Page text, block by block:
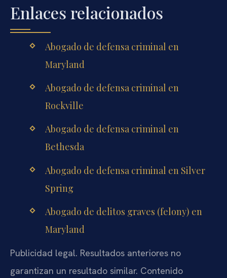
Enlaces relacionados
Abogado de defensa criminal en
Maryland
Abogado de defensa criminal en
Rockville
Abogado de defensa criminal en
Bethesda
Abogado de defensa criminal en Silver
Spring
Abogado de delitos graves (felony) en
Maryland
Publicidad legal. Resultados anteriores no
garantizan un resultado similar. Contenido